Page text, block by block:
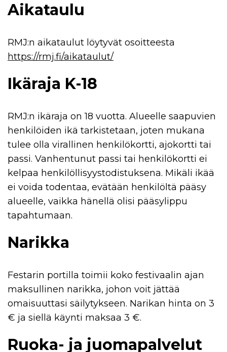
Aikataulu
RMJ:n aikataulut löytyvät osoitteesta
https://rmj.fi/aikataulut/
Ikäraja K-18
RMJ:n ikäraja on 18 vuotta. Alueelle saapuvien
henkilöiden ikä tarkistetaan, joten mukana
tulee olla virallinen henkilökortti, ajokortti tai
passi. Vanhentunut passi tai henkilökortti ei
kelpaa henkilöllisyystodistuksena. Mikäli ikää
ei voida todentaa, evätään henkilöltä pääsy
alueelle, vaikka hänellä olisi pääsylippu
tapahtumaan.
Narikka
Festarin portilla toimii koko festivaalin ajan
maksullinen narikka, johon voit jättää
omaisuuttasi säilytykseen. Narikan hinta on 3
€ ja siellä käynti maksaa 3 €.
Ruoka- ja juomapalvelut